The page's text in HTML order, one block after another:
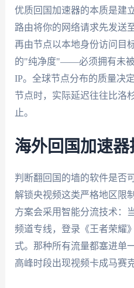
优质回国加速器的本质是建
路由将你的网络请求先发送
再由节点以本地身份访问目
的"纯净度"——必须拥有未
IP。全球节点分布的质量决
节点时，实际延迟往往比洛
止。
海外回国加速
判断翻回国的墙的软件是否
解锁央视频这类严格地区限
方案会采用智能分流技术：
频道专线，登录《王者荣耀
式。那种所有流量都塞进单
高峰时段出现视频卡成马赛